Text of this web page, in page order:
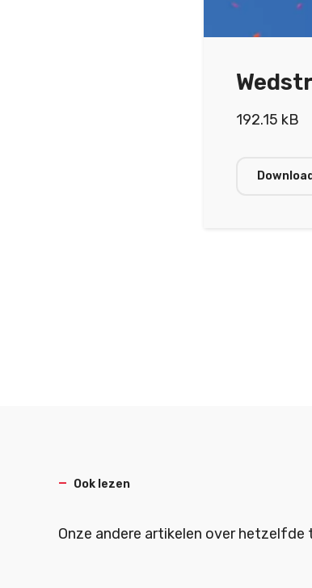
192.15 kB
Ook lezen
Onze andere artikelen over hetzelfde